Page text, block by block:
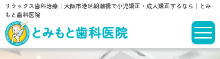
リラックス歯科治療｜大阪市港区朝潮橋で小児矯正・成人矯正するなら｜とみ
もと歯科医院